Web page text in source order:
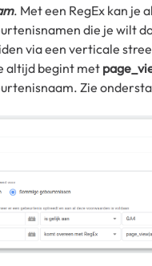
. Met een RegEx kan je
die je wilt
via een verticale
altijd begint met
Zie